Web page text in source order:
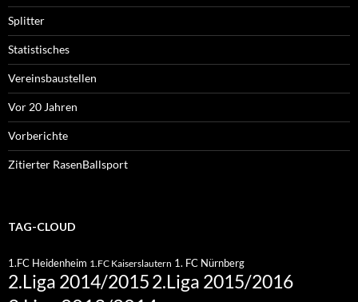
Splitter
Statistisches
Vereinsbaustellen
Vor 20 Jahren
Vorberichte
Zitierter RasenBallsport
TAG-CLOUD
1.FC Heidenheim 1.FC Kaiserslautern 1. FC Nürnberg
2.Liga 2014/20152.Liga 2015/2016